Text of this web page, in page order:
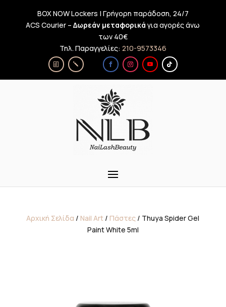
BOX NOW Lockers | Γρήγορη παράδοση, 24/7
ACS Courier –Δωρεάν μεταφορικά για αγορές άνω
των 40€
Τηλ. Παραγγελίες: 210-9573346
Αρχική Σελίδα / Nail Art / Πάστες / Thuya Spider Gel
Paint White 5ml